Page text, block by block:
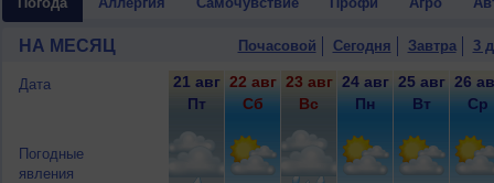
НА МЕСЯЦ Почасовой Сегодня Завтра 3
Дата
Погодные
явления
21 авг
Пт
22 авг
Сб
23 авг
Вс
24 авг
Пн
25 авг
Вт
26
Ср